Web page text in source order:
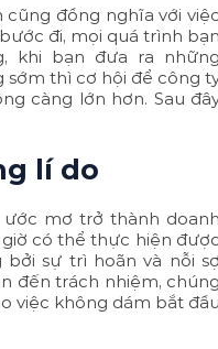
đồng nghĩa với
đi, mọi quá trình
khi bạn đưa ra
thì cơ hội để công
càng lớn hơn. Sau
lí do
mơ trở thành
có thể thực hiện
sự trì hoãn và nỗi
đến trách nhiệm,
việc không dám bắt